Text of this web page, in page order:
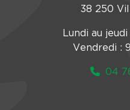
38 250
Lundi au
Vendredi :
04